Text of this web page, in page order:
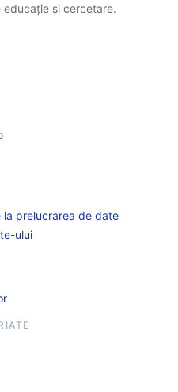
și cercetare.
prelucrarea de date
ului